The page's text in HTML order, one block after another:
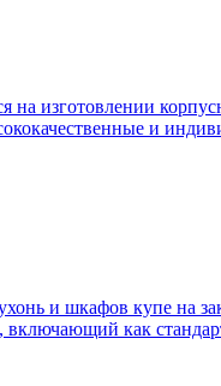
изготовлении
и
и шкафов купе на
включающий как